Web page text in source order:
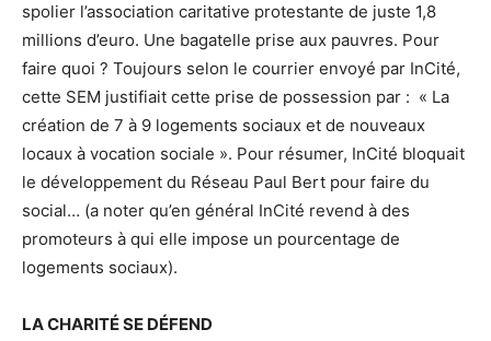
spolier l’association caritative protestante de juste 1,8
millions d’euro. Une bagatelle prise aux pauvres. Pour
faire quoi ? Toujours selon le courrier envoyé par InCité,
cette SEM justifiait cette prise de possession par : « La
création de 7 à 9 logements sociaux et de nouveaux
locaux à vocation sociale ». Pour résumer, InCité bloquait
le développement du Réseau Paul Bert pour faire du
social… (a noter qu’en général InCité revend à des
promoteurs à qui elle impose un pourcentage de
logements sociaux).
LA CHARITÉ SE DÉFEND